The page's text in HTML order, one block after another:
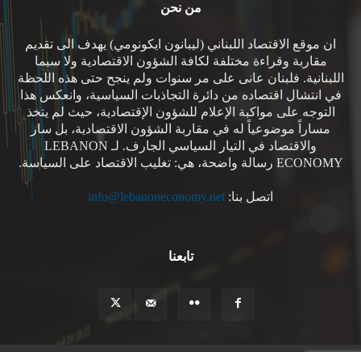
من نحن
ان موقع الاقتصاد اللبناني (ليبانون ايكونومي) يهدف الى تقديم
مقاربة وقراءة مختلفة لكافة الشؤون الاقتصادية ولا سيما
اللبنانية. فلبنان عانى على مر سنوات ولم ينجح حتى هذه اللحظة
في انتشال اقتصاده من دائرة التجاذبات السياسية، وانعكس هذا
التوجه على مواكبة الإعلام للشؤون الإقتصادية، حيث لم يتخذ
مساراً موضوعياً له في مقاربة الشؤون الاقتصادية، بل سار
والاقتصاد في التيار السياسي الجارف. لـ LEBANON
ECONOMY رسالة واضحة، هي: تغليب الاقتصاد على السياسة.
اتصل بنا: info@lebanoneconomy.net
تابعنا